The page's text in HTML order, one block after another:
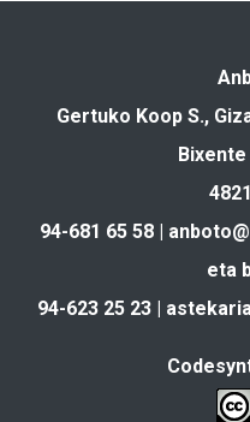
Gertuko Koop S.,
94-681 65 58 |
eta
94-623 25 23 |